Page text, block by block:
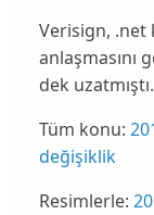
Verisign, .net
anlaşmasını
dek uzatmıştı.
Tüm konu:
değişiklik
Resimlerle: